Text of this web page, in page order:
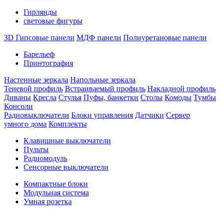
Гирлянды
световые фигуры
3D Гипсовые панели МДФ панели Полиуретановые панели
Барельеф
Принтография
Настенные зеркала Напольные зеркала
Теневой профиль Встраиваемый профиль Накладной профиль
Диваны Кресла Стулья Пуфы, банкетки Столы Комоды Тумбы
Консоли
Радиовыключатели Блоки управления Датчики Сервер
умного дома Комплекты
Клавишные выключатели
Пульты
Радиомодуль
Сенсорные выключатели
Компактные блоки
Модульная система
Умная розетка